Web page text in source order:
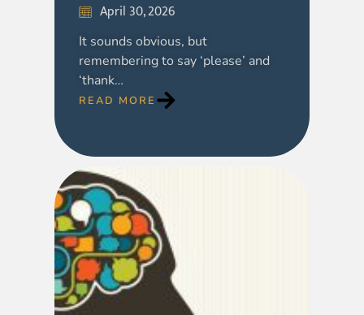
April 30, 2026
It sounds obvious, but
remembering to say ‘please’ and
‘thank…
READ MORE